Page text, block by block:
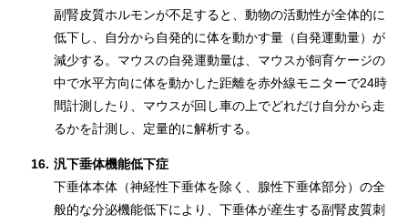
副腎皮質ホルモンが不足すると、動物の活動性が全体的に
低下し、自分から自発的に体を動かす量（自発運動量）が
減少する。マウスの自発運動量は、マウスが飼育ケージの
中で水平方向に体を動かした距離を赤外線モニターで24時
間計測したり、マウスが回し車の上でどれだけ自分から走
るかを計測し、定量的に解析する。
16. 汎下垂体機能低下症
下垂体本体（神経性下垂体を除く、腺性下垂体部分）の全
般的な分泌機能低下により、下垂体が産生する副腎皮質刺